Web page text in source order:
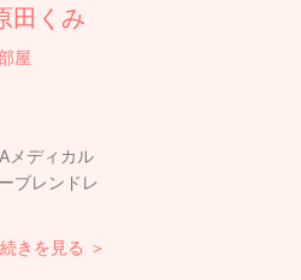
田くみ
屋
メディカル
ブレンドレ
続きを見る ＞